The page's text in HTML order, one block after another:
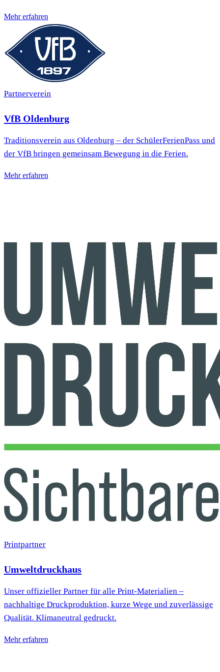
Mehr erfahren
Partnerverein
VfB Oldenburg
Traditionsverein aus Oldenburg – der SchülerFerienPass und
der VfB bringen gemeinsam Bewegung in die Ferien.
Mehr erfahren
Printpartner
Umweltdruckhaus
Unser offizieller Partner für alle Print-Materialien –
nachhaltige Druckproduktion, kurze Wege und zuverlässige
Qualität. Klimaneutral gedruckt.
Mehr erfahren